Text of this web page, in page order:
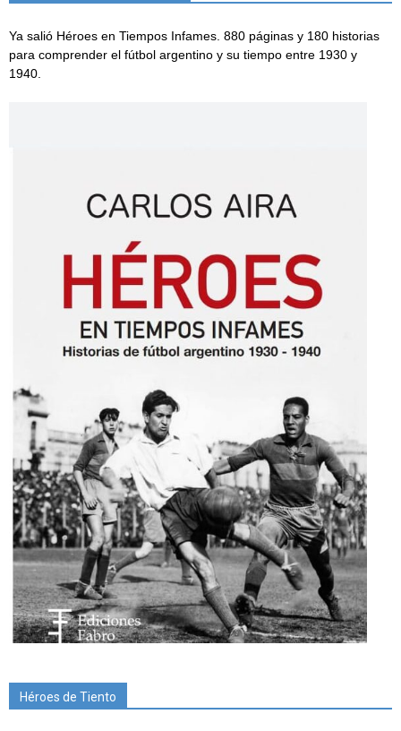
Ya salió Héroes en Tiempos Infames. 880 páginas y 180 historias
para comprender el fútbol argentino y su tiempo entre 1930 y
1940.
Héroes de Tiento